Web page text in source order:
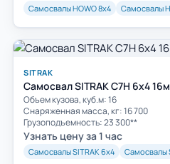
Самосвалы HOWO 8х4 Самосвалы
SITRAK
Самосвал SITRAK C7H 6x4
Объем кузова, куб.м: 16
Cнаряженная масса, кг: 16 700
Грузоподъемность: 23 300**
Узнать цену за 1 час
Самосвалы SITRAK 6х4 Самосвалы